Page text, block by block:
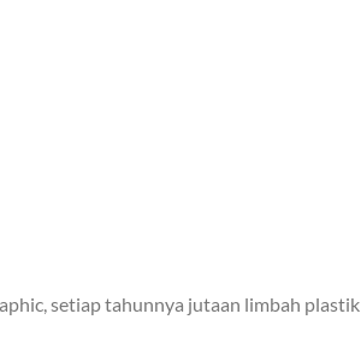
setiap tahunnya jutaan limbah plastik